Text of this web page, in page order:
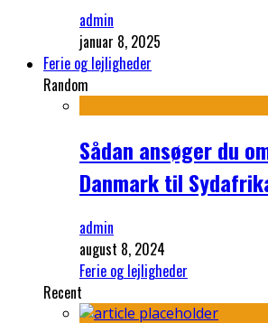
admin
januar 8, 2025
Ferie og lejligheder
Random
Sådan ansøger du
Danmark til
admin
august 8, 2024
Ferie og lejligheder
Recent